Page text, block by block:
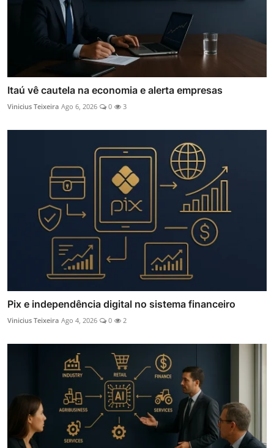
Itaú vê cautela na economia e alerta empresas
Vinicius Teixeira Ago 6, 2026 0 3
Pix e independência digital no sistema financeiro
Vinicius Teixeira Ago 4, 2026 0 2